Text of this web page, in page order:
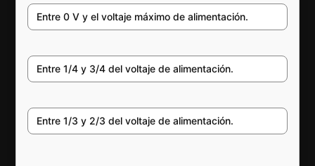
Entre 0 V y el voltaje máximo de alimentación.
Entre 1/4 y 3/4 del voltaje de alimentación.
Entre 1/3 y 2/3 del voltaje de alimentación.